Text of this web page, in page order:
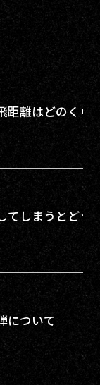
距離はどのくら
てしまうとどう
について